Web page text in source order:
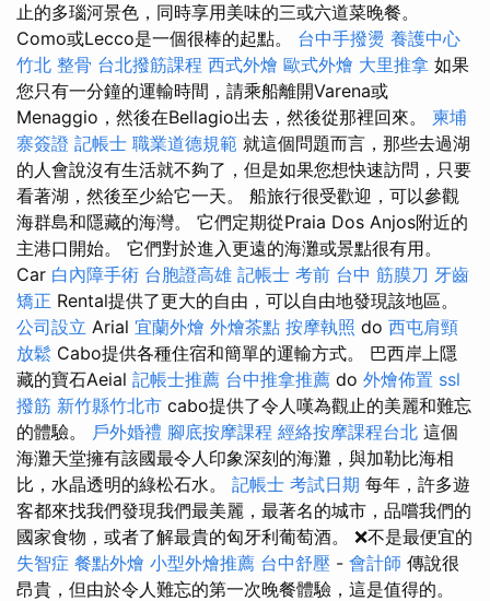
止的多瑙河景色，同時享用美味的三或六道菜晚餐。
Como或Lecco是一個很棒的起點。 台中手撥燙 養護中心
竹北 整骨 台北撥筋課程 西式外燴 歐式外燴 大里推拿 如果
您只有一分鐘的運輸時間，請乘船離開Varena或
Menaggio，然後在Bellagio出去，然後從那裡回來。 柬埔
寨簽證 記帳士 職業道德規範 就這個問題而言，那些去過湖
的人會說沒有生活就不夠了，但是如果您想快速訪問，只要
看著湖，然後至少給它一天。 船旅行很受歡迎，可以參觀
海群島和隱藏的海灣。 它們定期從Praia Dos Anjos附近的
主港口開始。 它們對於進入更遠的海灘或景點很有用。
Car 白內障手術 台胞證高雄 記帳士 考前 台中 筋膜刀 牙齒
矯正 Rental提供了更大的自由，可以自由地發現該地區。
公司設立 Arial 宜蘭外燴 外燴茶點 按摩執照 do 西屯肩頸
放鬆 Cabo提供各種住宿和簡單的運輸方式。 巴西岸上隱
藏的寶石Aeial 記帳士推薦 台中推拿推薦 do 外燴佈置 ssl
撥筋 新竹縣竹北市 cabo提供了令人嘆為觀止的美麗和難忘
的體驗。 戶外婚禮 腳底按摩課程 經絡按摩課程台北 這個
海灘天堂擁有該國最令人印象深刻的海灘，與加勒比海相
比，水晶透明的綠松石水。 記帳士 考試日期 每年，許多遊
客都來找我們發現我們最美麗，最著名的城市，品嚐我們的
國家食物，或者了解最貴的匈牙利葡萄酒。 ❌不是最便宜的
失智症 餐點外燴 小型外燴推薦 台中舒壓 - 會計師 傳說很
昂貴，但由於令人難忘的第一次晚餐體驗，這是值得的。